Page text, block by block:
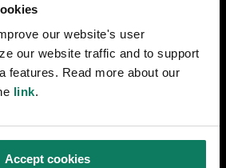
our website's user
our website traffic and to support
features. Read more about our
link.
Accept cookies